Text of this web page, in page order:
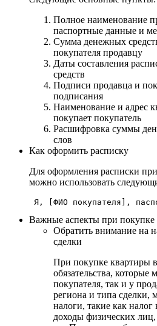
Полное наименование
паспортные данные и
Сумма денежных
покупателя продавцу
Даты составления
средств
Подписи продавца и
подписания
Наименование и адрес
покупает покупатель
Расшифровка суммы
слов
Как оформить расписку
Для оформления расписки
можно использовать
Я, [ФИО покупателя],
Важные аспекты при покупке
Обратить внимание на
сделки
При покупке квартиры
обязательства, которые
покупателя, так и у
региона и типа сделки,
налоги, такие как
доходы физических